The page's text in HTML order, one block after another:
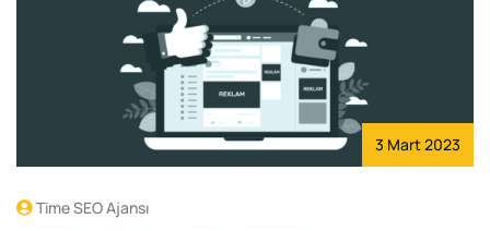
3 Mart 2023
Time SEO Ajansı